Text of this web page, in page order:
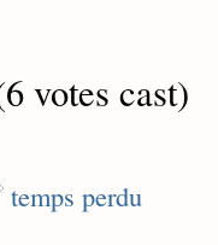
votes cast)
temps perdu